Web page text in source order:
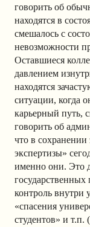
говорить об
находятся в
смешалось с
невозможности
Оставшиеся
давлением
находятся
ситуации, когда
карьерный путь,
говорить об
что в
экспертизы»
именно они. Это
контроль внутри
«спасения
студентов» и т.п.